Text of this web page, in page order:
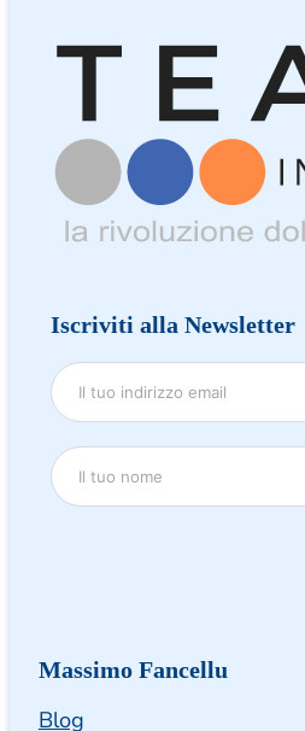
Iscriviti alla Newsletter
Massimo Fancellu
Blog